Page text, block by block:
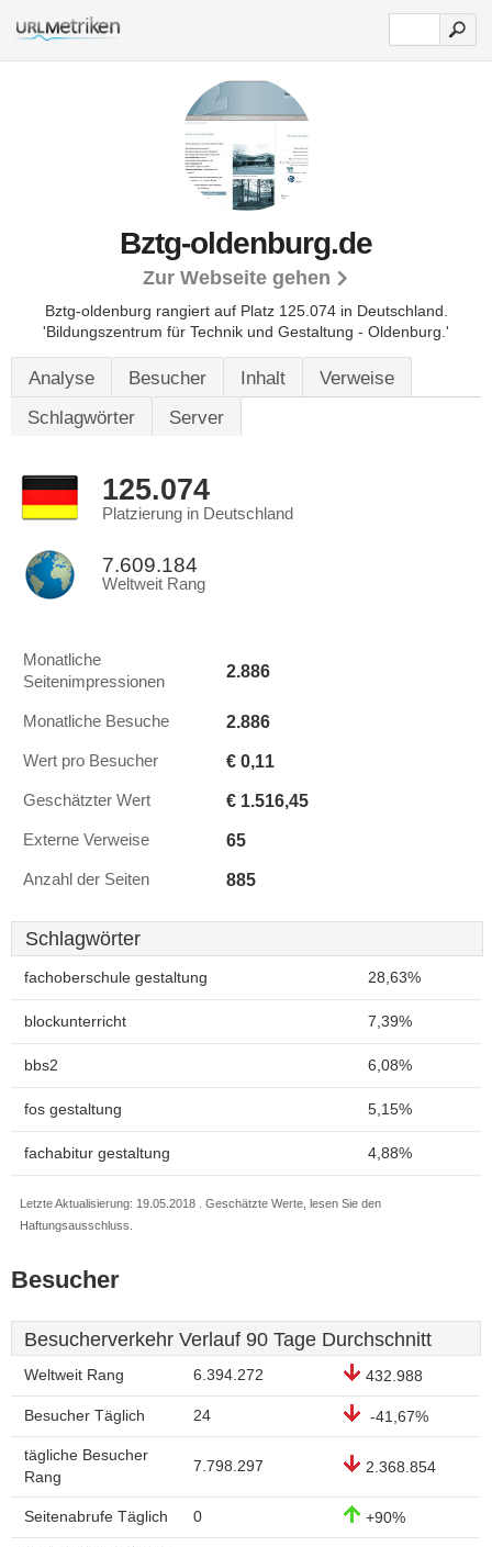
Bztg-oldenburg.de
Zur Webseite gehen
Bztg-oldenburg rangiert auf Platz 125.074 in Deutschland.
'Bildungszentrum für Technik und Gestaltung - Oldenburg.'
Analyse Besucher Inhalt
Verweise
Schlagwörter
Server
125.074
Platzierung in Deutschland
7.609.184
Weltweit Rang
Monatliche
Seitenimpressionen
2.886
Monatliche Besuche 2.886
Wert pro Besucher € 0,11
Geschätzter Wert € 1.516,45
Externe Verweise 65
Anzahl der Seiten 885
Schlagwörter
fachoberschule gestaltung 28,63%
blockunterricht 7,39%
bbs2 6,08%
fos gestaltung 5,15%
fachabitur gestaltung 4,88%
Letzte Aktualisierung: 19.05.2018 . Geschätzte Werte, lesen Sie den
Haftungsausschluss.
Besucher
Besucherverkehr Verlauf 90 Tage Durchschnitt
Weltweit Rang 6.394.272 432.988
Besucher Täglich 24 -41,67%
tägliche Besucher
Rang
7.798.297 2.368.854
Seitenabrufe Täglich 0 +90%